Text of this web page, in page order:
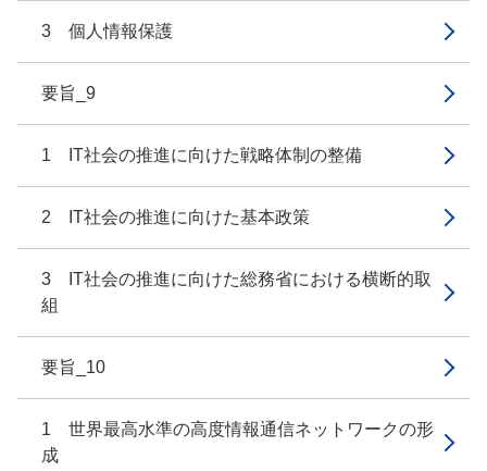
3 個人情報保護
要旨_9
1 IT社会の推進に向けた戦略体制の整備
2 IT社会の推進に向けた基本政策
3 IT社会の推進に向けた総務省における横断的取
組
要旨_10
1 世界最高水準の高度情報通信ネットワークの形
成